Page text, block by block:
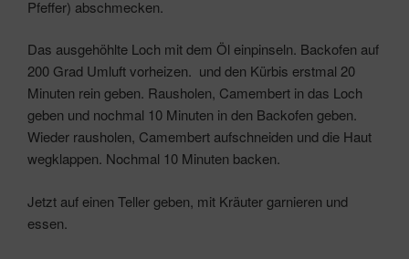
Pfeffer) abschmecken.
Das ausgehöhlte Loch mit dem Öl einpinseln. Backofen auf
200 Grad Umluft vorheizen. und den Kürbis erstmal 20
Minuten rein geben. Rausholen, Camembert in das Loch
geben und nochmal 10 Minuten in den Backofen geben.
Wieder rausholen, Camembert aufschneiden und die Haut
wegklappen. Nochmal 10 Minuten backen.
Jetzt auf einen Teller geben, mit Kräuter garnieren und
essen.